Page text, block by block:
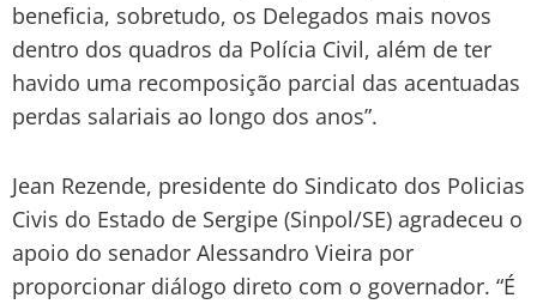
beneficia, sobretudo, os Delegados mais novos
dentro dos quadros da Polícia Civil, além de ter
havido uma recomposição parcial das acentuadas
perdas salariais ao longo dos anos”.
Jean Rezende, presidente do Sindicato dos Policias
Civis do Estado de Sergipe (Sinpol/SE) agradeceu o
apoio do senador Alessandro Vieira por
proporcionar diálogo direto com o governador. “É